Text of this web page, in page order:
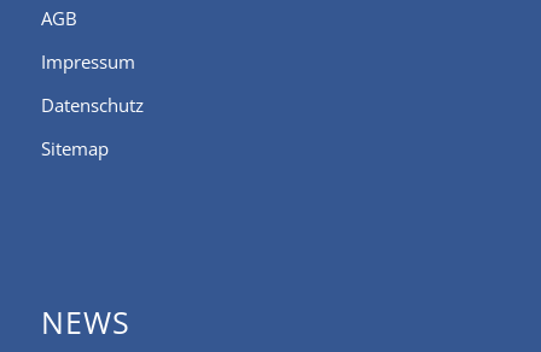
AGB
Impressum
Datenschutz
Sitemap
NEWS